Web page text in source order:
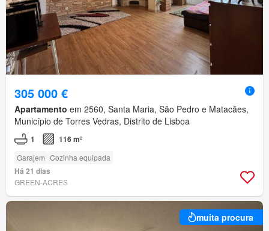
305 000 €
Apartamento em 2560, Santa Maria, São Pedro e Matacães,
Município de Torres Vedras, Distrito de Lisboa
1 116 m²
Garajem Cozinha equipada
Há 21 dias
GREEN-ACRES
muita procura